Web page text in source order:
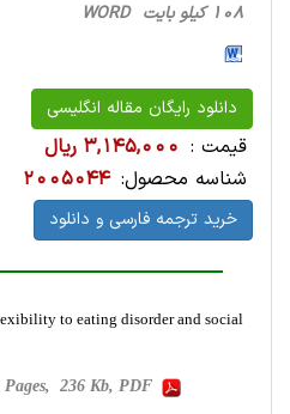
108 کیلو بایت WORD
دانلود رایگان مقاله انگلیسی
قیمت : 3,145,000 ریال
شناسه محصول: 2005044
خرید ترجمه فارسی و دانلود
to eating disorder and social
Pages, 236 Kb, PDF